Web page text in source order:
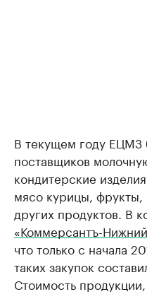
В текущем году ЕЦМЗ
поставщиков
кондитерские
мясо курицы,
других продуктов. В
«Коммерсантъ-
что только с начала
таких закупок
Стоимость